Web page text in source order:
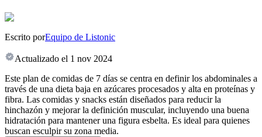
Escrito porEquipo de Listonic
Actualizado el 1 nov 2024
Este plan de comidas de 7 días se centra en definir los abdominales a
través de una dieta baja en azúcares procesados y alta en proteínas y
fibra. Las comidas y snacks están diseñados para reducir la
hinchazón y mejorar la definición muscular, incluyendo una buena
hidratación para mantener una figura esbelta. Es ideal para quienes
buscan esculpir su zona media.